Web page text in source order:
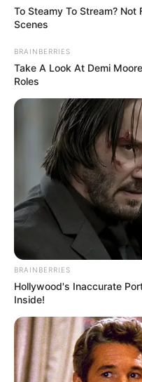
Bizarr elmélet: Putyin
vezeti az országot
To Steamy To Stream?
Scenes
BRAINBERRIES
Take A Look At Demi
Roles
BRAINBERRIES
Hollywood's Inaccurate
Inside!